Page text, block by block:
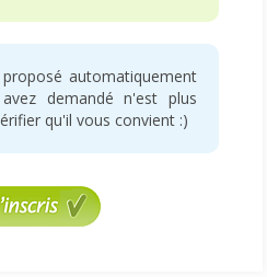
automatiquement
demandé n'est plus
qu'il vous convient :)